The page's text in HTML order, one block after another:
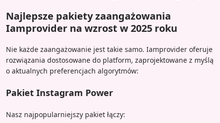
Najlepsze pakiety zaangażowania
Iamprovider na wzrost w 2025 roku
Nie każde zaangażowanie jest takie samo. Iamprovider oferuje
rozwiązania dostosowane do platform, zaprojektowane z myślą
o aktualnych preferencjach algorytmów:
Pakiet Instagram Power
Nasz najpopularniejszy pakiet łączy: